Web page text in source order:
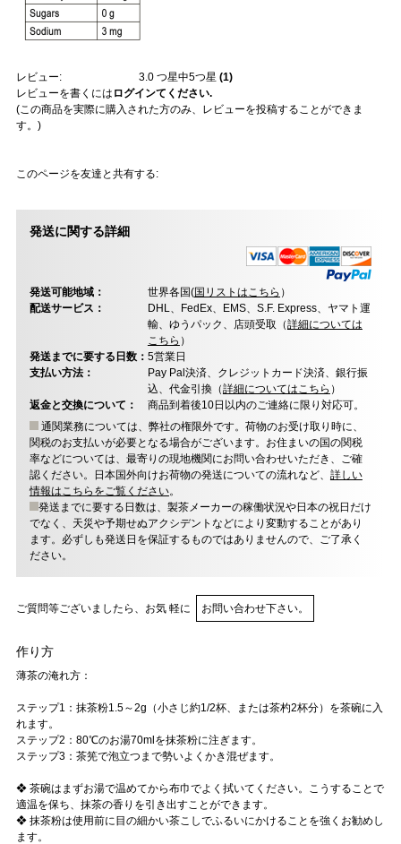
レビュー: 3.0つ星中5つ星 (1)
レビューを書くには ログインてください.
(この商品を実際に購入された方のみ、レビューを投稿することができま
す。)
このページを友達と共有する:
発送に関する詳細
発送可能地域： 世界各国(国リストはこちら ）
配送サービス：
DHL、FedEx、EMS、S.F. Express、ヤマト運
輸、ゆうパック、店頭受取（詳細については
こちら ）
発送までに要する日数： 5営業日
支払い方法：
Pay Pal決済、クレジットカード決済、銀行振
込、代金引換（詳細についてはこちら ）
返金と交換について：
商品到着後10日以内のご連絡に限り対応可。
通関業務については、弊社の権限外です。荷物のお受け取り時に、
関税のお支払いが必要となる場合がございます。お住まいの国の関税
率などについては、最寄りの現地機関にお問い合わせいただき、ご確
認ください。日本国外向けお荷物の発送についての流れなど、 詳しい
情報はこちらをご覧ください。
発送までに要する日数は、製茶メーカーの稼働状況や日本の祝日だけ
でなく、天災や予期せぬアクシデントなどにより変動することがあり
ます。必ずしも発送日を保証するものではありませんので、ご了承く
ださい。
ご質問等ございましたら、お気 軽に お問い合わせ下さい。
作り方
薄茶の淹れ方：
ステップ1：抹茶粉1.5～2g（小さじ約1/2杯、または茶杓2杯分）を茶碗に入
れます。
ステップ2：80℃のお湯70mlを抹茶粉に注ぎます。
ステップ3：茶筅で泡立つまで勢いよくかき混ぜます。
❖ 茶碗はまずお湯で温めてから布巾でよく拭いてください。こうすることで
適温を保ち、抹茶の香りを引き出すことができます。
❖ 抹茶粉は使用前に目の細かい茶こしでふるいにかけることを強くお勧めし
ます。